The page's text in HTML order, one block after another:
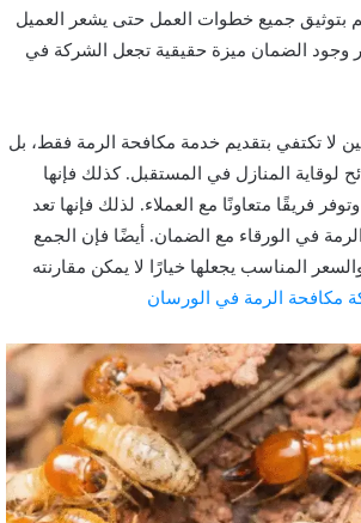
بتوثيق جميع خطوات العمل حتى يشعر العميل
وجود الضمان ميزة حقيقية تجعل الشركة في
لا تكتفي بتقديم خدمة مكافحة الرمة فقط، بل
لوقاية المنازل في المستقبل. كذلك فإنها
فريقًا متعاونًا مع العملاء. لذلك فإنها تعد
في الورقاء مع الضمان. أيضًا فإن الجمع
المناسب يجعلها خيارًا لا يمكن مقارنته
مكافحة الرمة في الورسان